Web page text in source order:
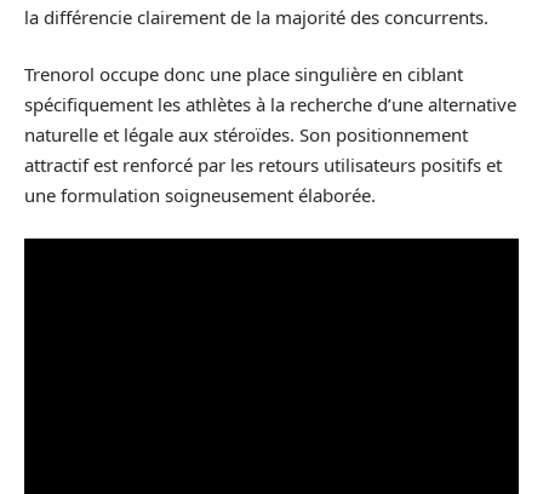
la différencie clairement de la majorité des concurrents.
Trenorol occupe donc une place singulière en ciblant
spécifiquement les athlètes à la recherche d’une alternative
naturelle et légale aux stéroïdes. Son positionnement
attractif est renforcé par les retours utilisateurs positifs et
une formulation soigneusement élaborée.